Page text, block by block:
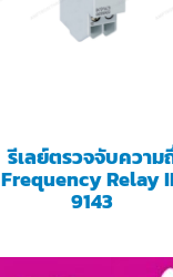
รีเลย์ตรวจจับความ
Frequency Relay
9143